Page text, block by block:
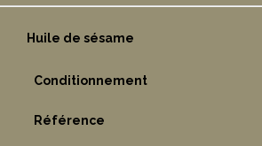
Huile de sésame
Conditionnement
Référence